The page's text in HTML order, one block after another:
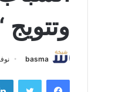
basma نوفمبر
فيسبوك تويتر